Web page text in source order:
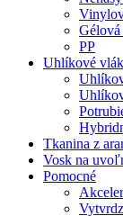
PP
Uhlíkové
Tkanina z
Vosk na
Pomocné